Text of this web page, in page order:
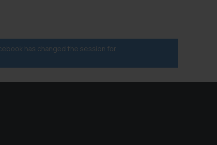
has changed the session for